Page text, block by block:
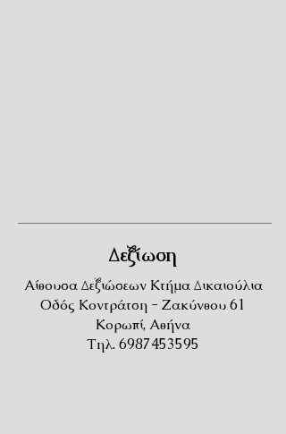
Δεξίωση
Αίθουσα Δεξιώσεων Κτήμα Δικαιούλια
Οδός Κοντράτση - Ζακύνθου 61
Κορωπί, Αθήνα
Τηλ. 6987453595